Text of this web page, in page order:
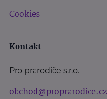
Cookies
Kontakt
Pro prarodiče s.r.o.
obchod@proprarodice.cz